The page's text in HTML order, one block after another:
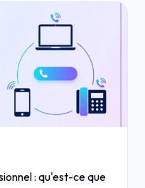
: qu'est-ce que